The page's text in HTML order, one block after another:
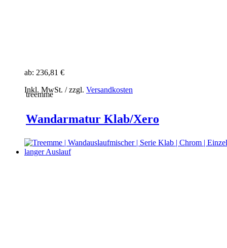
ab: 236,81 €
Inkl. MwSt. / zzgl. Versandkosten
treemme
Wandarmatur Klab/Xero